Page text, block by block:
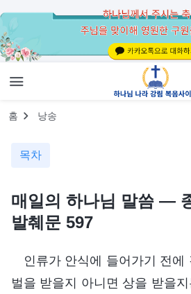
홈 낭송
목차
매일의 하나님 말씀 ―
발췌문 597
인류가 안식에 들어가기 전에
벌을 받을지 아니면 상을 받을